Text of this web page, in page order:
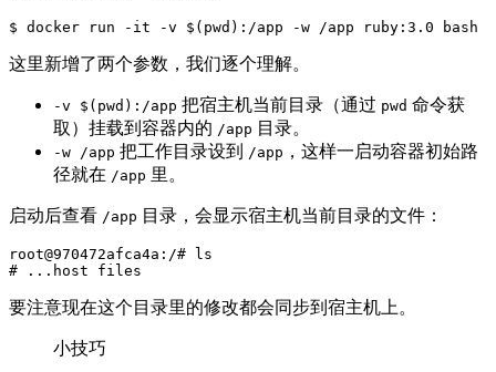
$ docker run -it -v $( pwd ) :/app -w
这里新增了两个参数，我们逐个理解。
-v $(pwd):/app 把宿主机当前目录（通过 pwd 命令获
取）挂载到容器内的 /app 目录。
-w /app 把工作目录设到 /app ，这样一启动容器初始路
径就在 /app 里。
启动后查看 /app 目录，会显示宿主机当前目录的文件：
root@970472afca4a:/#
ls
#
要注意现在这个目录里的修改都会同步到宿主机上。
小技巧